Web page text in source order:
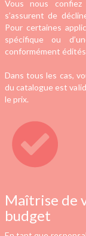
Vous nous
s’assurent de
Pour certaines
spécifique ou
conformément
Dans tous les cas,
du catalogue est
le prix.
Maîtrise de
budget